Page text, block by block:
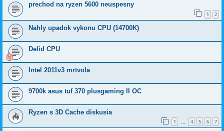
prechod na ryzen 5600 neuspesny
1 2
Nahly upadok vykonu CPU (14700K)
Delid CPU
Intel 2011v3 mrtvola
9700k asus tuf 370 plusgaming II OC
Ryzen s 3D Cache diskusia
1 4 5 6 7